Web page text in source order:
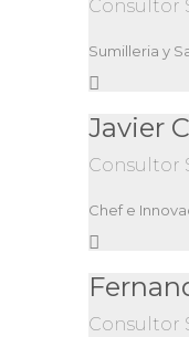
Consultor
Sumilleria y
Javier
Consultor
Chef e
Consultor